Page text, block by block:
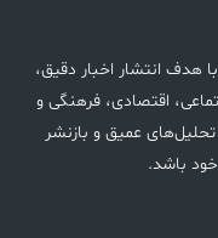
هدف انتشار اخبار دقیق،
اقتصادی، فرهنگی و
عمیق و بازنشر
خود باشد.